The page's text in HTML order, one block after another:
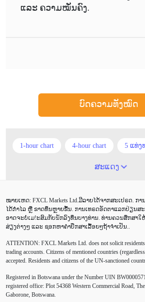
ແລະ ຄວາມໝັ່ນຄົງ.
ບົດຄວາມທັງໝົດ
1-hour chart 4-hour chart 5 ແທ່ງ
Alexander Elder
Buy Stop CAD CHF
Canadian dollar Charles Dow
Chinese Yuan Correlation Matrix
Default mode network Doji EA
ECB ECN EMA EUR
ສະແດງ
ໝາຍເຫດ: FXCL Markets Ltd.ມີລາຍໄດ້ຈາກສະເປຣດ. ກາ
ໄດ້ກຳໄລ ຫຼື ຂາດທຶນຫຼາຍຂື້ນ. ການເທຣດອັດຕາແລກປ່ຽນສະ
ອາດຈະບໍ່ເມ!ະສົມກັບນັກລົງທຶນບາງທ່ານ. ທ່ານຄວນສຶກສາໃຫ້
ສ່ຽງຕ່າງໆ ແລະ ຊອກຫາຄຳປຶກສາເລື້ອຍໆຖ້າຈຳເປັນ..
ATTENTION: FXCL Markets Ltd. does not solicit
trading accounts. Citizens of mentioned countries
accepted. Residents and citizens of the UN-sanctioned
Registered in Botswana under the Number UIN
registered office: Plot 54368 Western Commercial Road,
Gaborone, Botswana.